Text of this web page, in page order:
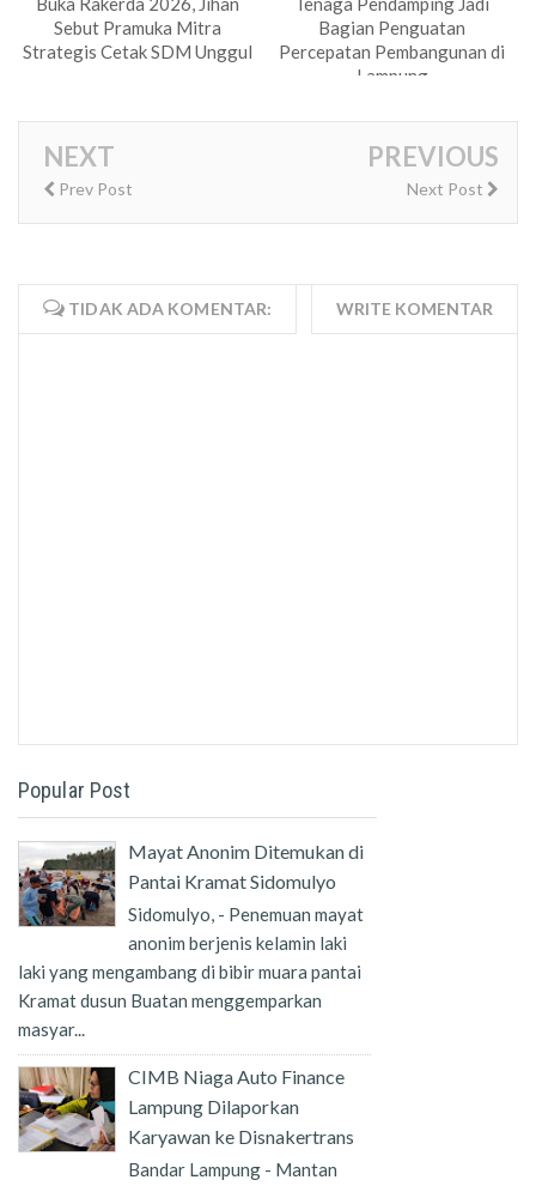
Sebut Pramuka Mitra
Strategis Cetak SDM Unggul
Bagian Penguatan
Percepatan Pembangunan di
Lampung
NEXT
Prev Post
PREVIOUS
Next Post
TIDAK ADA KOMENTAR: WRITE KOMENTAR
Popular Post
Mayat Anonim Ditemukan di
Pantai Kramat Sidomulyo
Sidomulyo, - Penemuan mayat
anonim berjenis kelamin laki
laki yang mengambang di bibir muara pantai
Kramat dusun Buatan menggemparkan
masyar...
CIMB Niaga Auto Finance
Lampung Dilaporkan
Karyawan ke Disnakertrans
Bandar Lampung - Mantan